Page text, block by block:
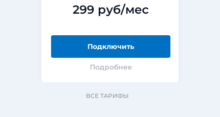
299 руб/мес
Подключить
Подробнее
ВСЕ ТАРИФЫ